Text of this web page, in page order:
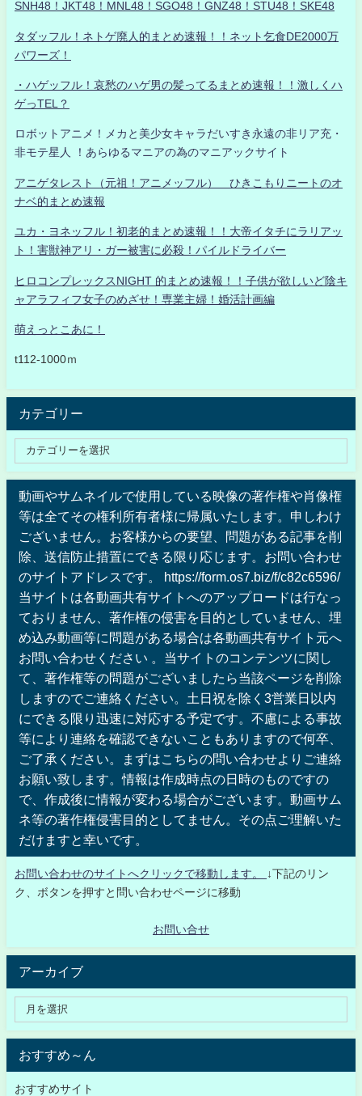
SNH48！JKT48！MNL48！SGO48！GNZ48！STU48！SKE48
タダッフル！ネトゲ廃人的まとめ速報！！ネット乞食DE2000万
パワーズ！
・ハゲッフル！哀愁のハゲ男の髪ってるまとめ速報！！激しくハ
ゲっTEL？
ロボットアニメ！メカと美少女キャラだいすき永遠の非リア充・
非モテ星人 ！あらゆるマニアの為のマニアックサイト
アニゲタレスト（元祖！アニメッフル） ひきこもりニートのオ
ナベ的まとめ速報
ユカ・ヨネッフル！初老的まとめ速報！！大帝イタチにラリアッ
ト！害獣神アリ・ガー被害に必殺！パイルドライバー
ヒロコンプレックスNIGHT 的まとめ速報！！子供が欲しいど陰キ
ャアラフィフ女子のめざせ！専業主婦！婚活計画編
萌えっとこあに！
t112-1000ｍ
カテゴリー
動画やサムネイルで使用している映像の著作権や肖像権
等は全てその権利所有者様に帰属いたします。申しわけ
ございません。お客様からの要望、問題がある記事を削
除、送信防止措置にできる限り応じます。お問い合わせ
のサイトアドレスです。 https://form.os7.biz/f/c82c6596/
当サイトは各動画共有サイトへのアップロードは行なっ
ておりません、著作権の侵害を目的としていません、埋
め込み動画等に問題がある場合は各動画共有サイト元へ
お問い合わせください 。当サイトのコンテンツに関し
て、著作権等の問題がございましたら当該ページを削除
しますのでご連絡ください。土日祝を除く3営業日以内
にできる限り迅速に対応する予定です。不慮による事故
等により連絡を確認できないこともありますので何卒、
ご了承ください。まずはこちらの問い合わせよりご連絡
お願い致します。情報は作成時点の日時のものですの
で、作成後に情報が変わる場合がございます。動画サム
ネ等の著作権侵害目的としてません。その点ご理解いた
だけますと幸いです。
お問い合わせのサイトへクリックで移動します。
↓下記のリン
ク、ボタンを押すと問い合わせページに移動
お問い合せ
アーカイブ
おすすめ～ん
おすすめサイト